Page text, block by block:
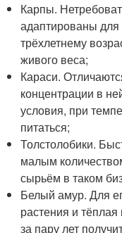
Карпы.
адаптированы
трёхлетнему
живого веса;
Караси.
концентрации в
условия, при
питаться;
Толстолобики.
малым
сырьём в таком
Белый амур. Для
растения и
за пару лет